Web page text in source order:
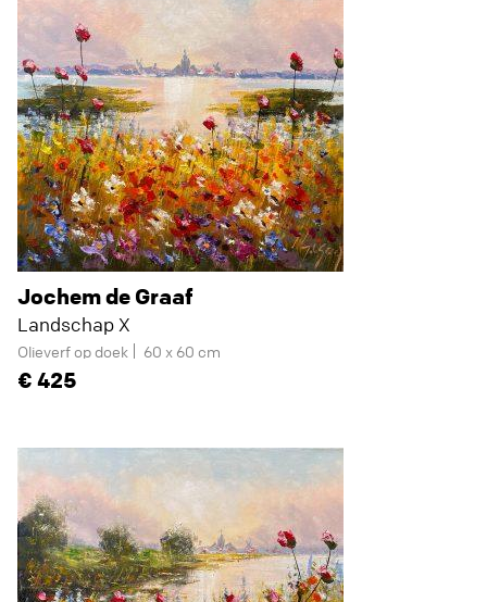
Jochem de Graaf
Landschap X
Olieverf op doek 60 x 60 cm
425